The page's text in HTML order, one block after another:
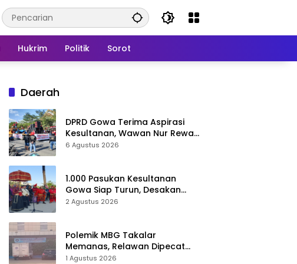
Hukrim Politik Sorot
Daerah
DPRD Gowa Terima Aspirasi
Kesultanan, Wawan Nur Rewa
Apresiasi Polresta Gowa
6 Agustus 2026
1.000 Pasukan Kesultanan
Gowa Siap Turun, Desakan
Cabut Perda LAD Menguat
2 Agustus 2026
Polemik MBG Takalar
Memanas, Relawan Dipecat
Sepihak? BGN Mulai Bongkar
1 Agustus 2026